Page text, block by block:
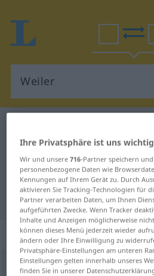
Deutsch-Englisch
"Weiler"
"Weiler" Englisch
„Weiler“:
Weiler [ˈvailər]m <Weilers ;Weiler
Ihre Privatsphäre ist uns wichtig
Wir und unsere716-Partner speichern
personenbezogene Daten wie
Kennungen auf Ihrem Gerät zu. Durch
aktivieren Sie Tracking-Technologien für
Partner verarbeiten Daten, um Ihnen
aufgeführten Zwecke. Wenn Tracker
Inhalte und Anzeigen möglicherweise
können dieses Menü jederzeit wieder
ändern oder Ihre Einwilligung zu
Privatsphäre-Einstellungen am unteren
Einstellungen gelten innerhalb unseres
finden Sie in unserer